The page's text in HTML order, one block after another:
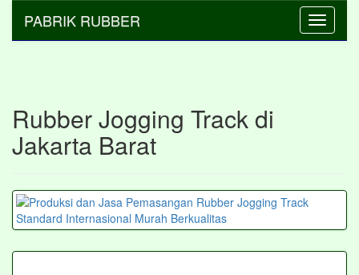
Toggle
PABRIK RUBBER
Rubber Jogging Track di
Jakarta Barat